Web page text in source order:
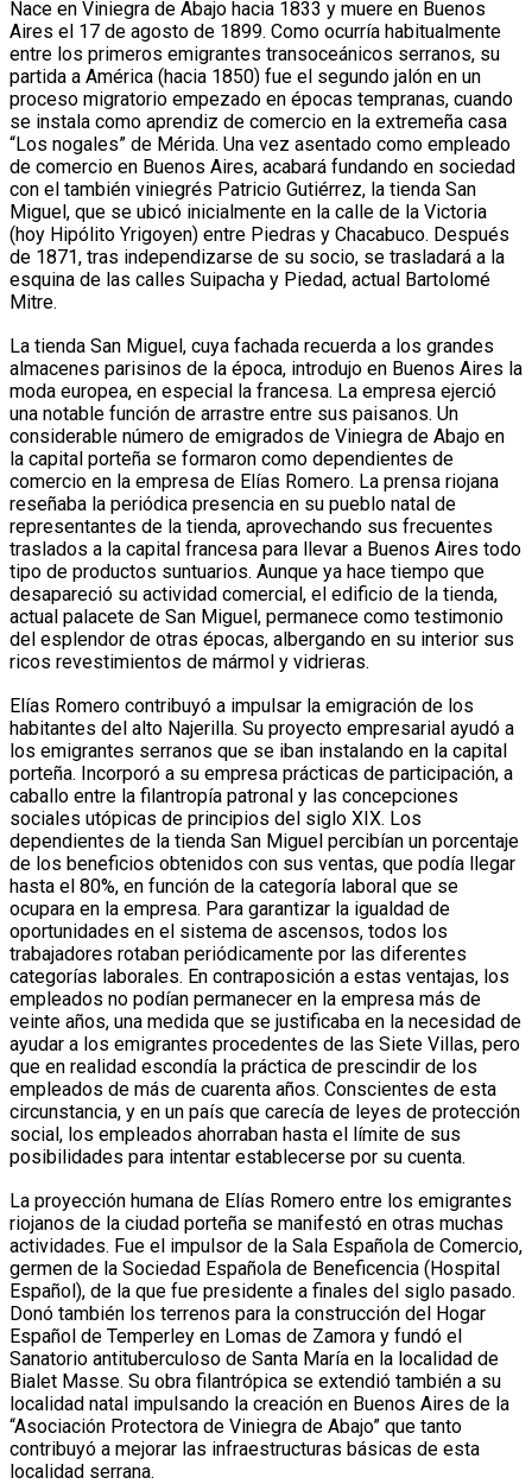
Nace en Viniegra de Abajo hacia 1833 y muere en Buenos
Aires el 17 de agosto de 1899. Como ocurría habitualmente
entre los primeros emigrantes transoceánicos serranos, su
partida a América (hacia 1850) fue el segundo jalón en un
proceso migratorio empezado en épocas tempranas, cuando
se instala como aprendiz de comercio en la extremeña casa
“Los nogales” de Mérida. Una vez asentado como empleado
de comercio en Buenos Aires, acabará fundando en sociedad
con el también viniegrés Patricio Gutiérrez, la tienda San
Miguel, que se ubicó inicialmente en la calle de la Victoria
(hoy Hipólito Yrigoyen) entre Piedras y Chacabuco. Después
de 1871, tras independizarse de su socio, se trasladará a la
esquina de las calles Suipacha y Piedad, actual Bartolomé
Mitre.
La tienda San Miguel, cuya fachada recuerda a los grandes
almacenes parisinos de la época, introdujo en Buenos Aires la
moda europea, en especial la francesa. La empresa ejerció
una notable función de arrastre entre sus paisanos. Un
considerable número de emigrados de Viniegra de Abajo en
la capital porteña se formaron como dependientes de
comercio en la empresa de Elías Romero. La prensa riojana
reseñaba la periódica presencia en su pueblo natal de
representantes de la tienda, aprovechando sus frecuentes
traslados a la capital francesa para llevar a Buenos Aires todo
tipo de productos suntuarios. Aunque ya hace tiempo que
desapareció su actividad comercial, el edificio de la tienda,
actual palacete de San Miguel, permanece como testimonio
del esplendor de otras épocas, albergando en su interior sus
ricos revestimientos de mármol y vidrieras.
Elías Romero contribuyó a impulsar la emigración de los
habitantes del alto Najerilla. Su proyecto empresarial ayudó a
los emigrantes serranos que se iban instalando en la capital
porteña. Incorporó a su empresa prácticas de participación, a
caballo entre la filantropía patronal y las concepciones
sociales utópicas de principios del siglo XIX. Los
dependientes de la tienda San Miguel percibían un porcentaje
de los beneficios obtenidos con sus ventas, que podía llegar
hasta el 80%, en función de la categoría laboral que se
ocupara en la empresa. Para garantizar la igualdad de
oportunidades en el sistema de ascensos, todos los
trabajadores rotaban periódicamente por las diferentes
categorías laborales. En contraposición a estas ventajas, los
empleados no podían permanecer en la empresa más de
veinte años, una medida que se justificaba en la necesidad de
ayudar a los emigrantes procedentes de las Siete Villas, pero
que en realidad escondía la práctica de prescindir de los
empleados de más de cuarenta años. Conscientes de esta
circunstancia, y en un país que carecía de leyes de protección
social, los empleados ahorraban hasta el límite de sus
posibilidades para intentar establecerse por su cuenta.
La proyección humana de Elías Romero entre los emigrantes
riojanos de la ciudad porteña se manifestó en otras muchas
actividades. Fue el impulsor de la Sala Española de Comercio,
germen de la Sociedad Española de Beneficencia (Hospital
Español), de la que fue presidente a finales del siglo pasado.
Donó también los terrenos para la construcción del Hogar
Español de Temperley en Lomas de Zamora y fundó el
Sanatorio antituberculoso de Santa María en la localidad de
Bialet Masse. Su obra filantrópica se extendió también a su
localidad natal impulsando la creación en Buenos Aires de la
“Asociación Protectora de Viniegra de Abajo” que tanto
contribuyó a mejorar las infraestructuras básicas de esta
localidad serrana.